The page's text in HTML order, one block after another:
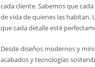
cada cliente. Sabemos que
de vida de quienes las habitan.
que cada detalle esté
Desde diseños modernos y
acabados y tecnologías